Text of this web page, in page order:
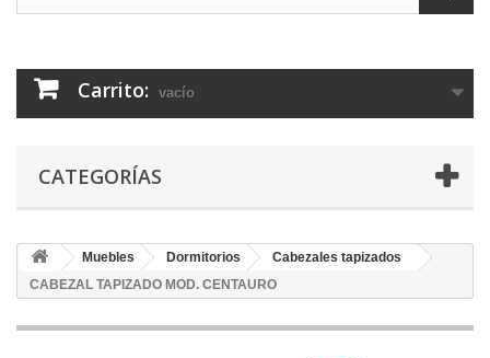
Carrito: vacío
CATEGORÍAS
Muebles Dormitorios
Cabezales tapizados
CABEZAL TAPIZADO MOD. CENTAURO